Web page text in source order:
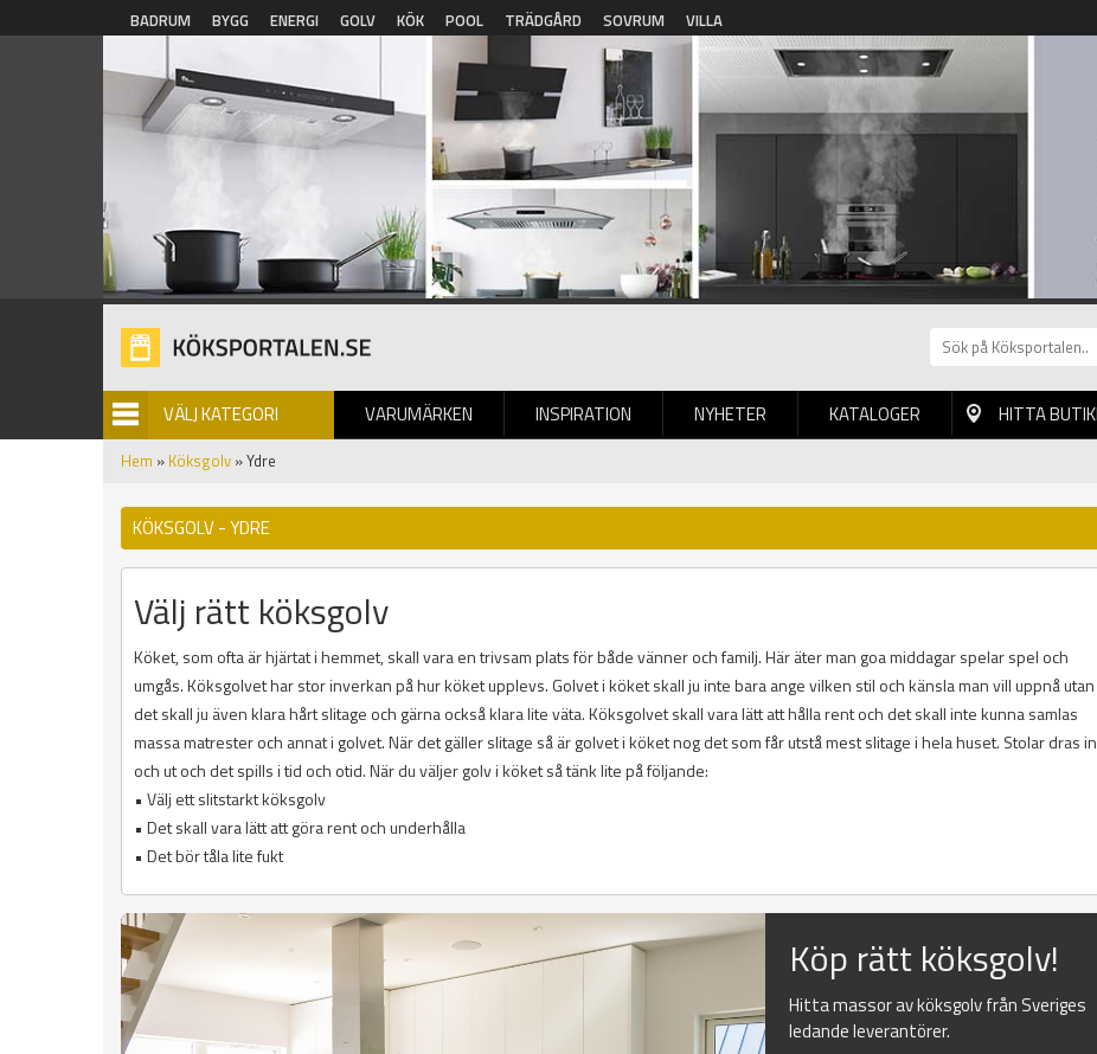
Hoppa till huvudinnehåll
BADRUM BYGG ENERGI GOLV KÖK POOL TRÄDGÅRD SOVRUM VILLA
VÄLJ KATEGORI VARUMÄRKEN INSPIRATION NYHETER
BILDGALLERI KATALOGER HITTA
Hem » Köksgolv » Ydre
KÖKSGOLV - YDRE
Välj rätt köksgolv
Köket, som ofta är hjärtat i hemmet, skall vara en trivsam plats för både vänner och familj. Här äter man goa middagar spelar spel och
umgås. Köksgolvet har stor inverkan på hur köket upplevs. Golvet i köket skall ju inte bara ange vilken stil och känsla man vill uppnå utan
det skall ju även klara hårt slitage och gärna också klara lite väta. Köksgolvet skall vara lätt att hålla rent och det skall inte kunna samlas
massa matrester och annat i golvet. När det gäller slitage så är golvet i köket nog det som får utstå mest slitage i hela huset. Stolar dras in
och ut och det spills i tid och otid. När du väljer golv i köket så tänk lite på följande:
• Välj ett slitstarkt köksgolv
• Det skall vara lätt att göra rent och underhålla
• Det bör tåla lite fukt
Köp rätt köksgolv!
Hitta massor av köksgolv från Sveriges
ledande leverantörer.